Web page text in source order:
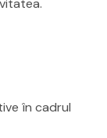
în cadrul